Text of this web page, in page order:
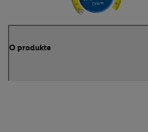
O produkte